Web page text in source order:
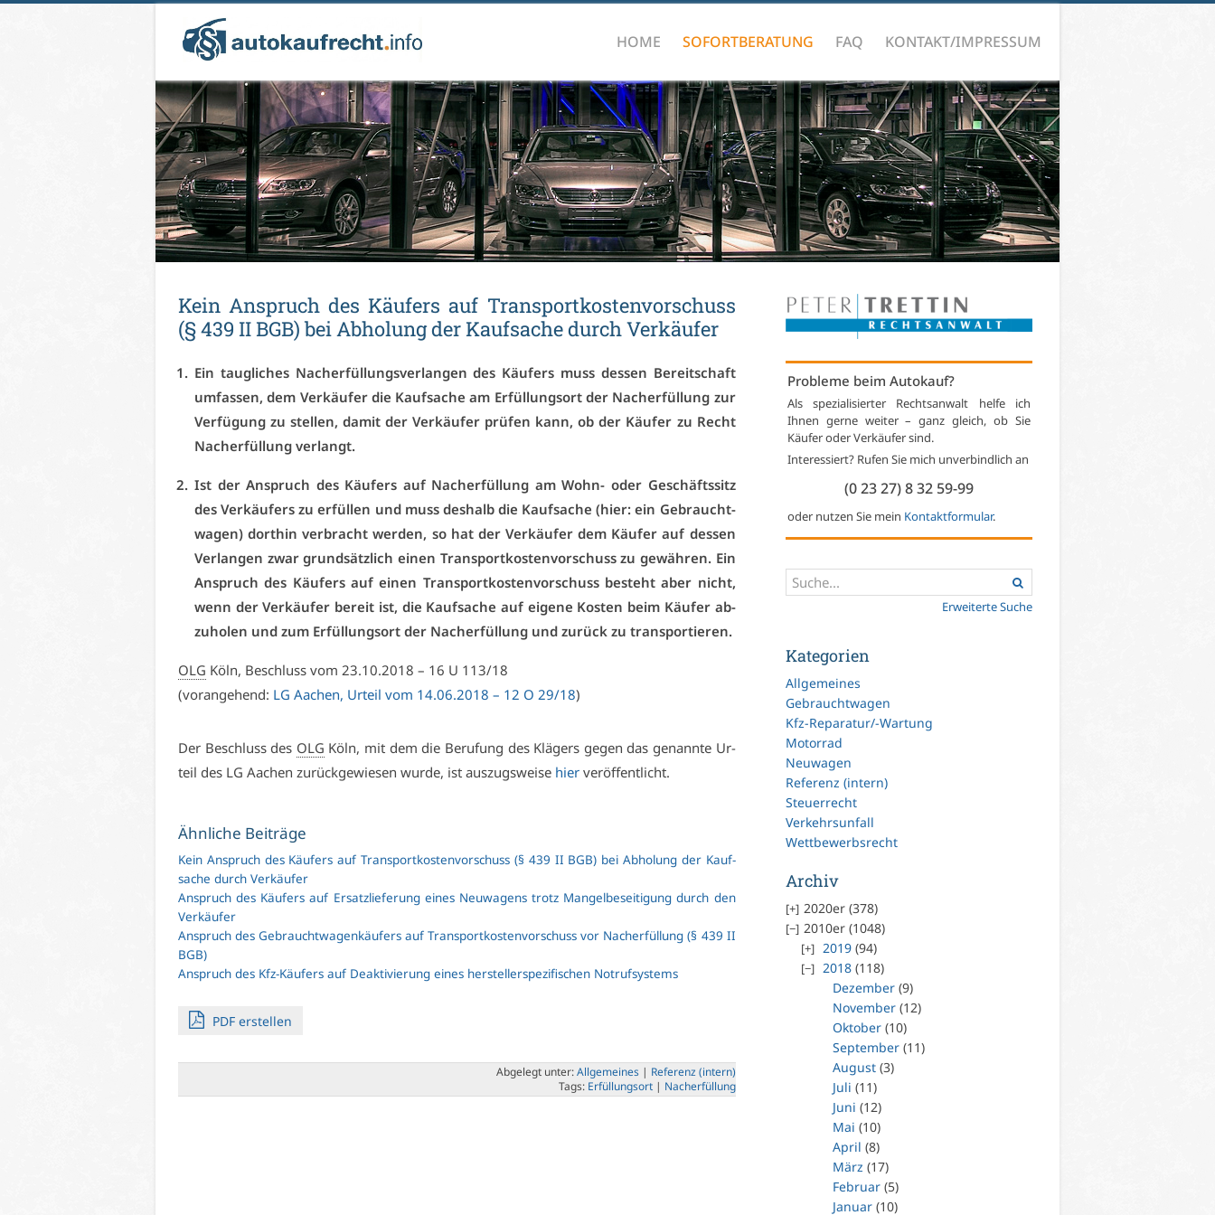
HOME SOFORTBERATUNG FAQ KONTAKT/IMPRESSUM
Kein An­spruch des Käu­fers auf Trans­port­kos­ten­vor­schuss
(§ 439 II BGB) bei Ab­ho­lung der Kauf­sa­che durch Ver­käu­fer
Ein taug­li­ches Nach­er­fül­lungs­ver­lan­gen des Käu­fers muss des­sen Be­reit­schaft
um­fas­sen, dem Ver­käu­fer die Kauf­sa­che am Er­fül­lungs­ort der Nach­er­fül­lung zur
Ver­fü­gung zu stel­len, da­mit der Ver­käu­fer prü­fen kann, ob der Käu­fer zu Recht
Nach­er­fül­lung ver­langt.
Ist der An­spruch des Käu­fers auf Nach­er­fül­lung am Wohn- oder Ge­schäfts­sitz
des Ver­käu­fers zu er­fül­len und muss des­halb die Kauf­sa­che (hier: ein Ge­braucht­
wa­gen) dort­hin ver­bracht wer­den, so hat der Ver­käu­fer dem Käu­fer auf des­sen
Ver­lan­gen zwar grund­sätz­lich ei­nen Trans­port­kos­ten­vor­schuss zu ge­wäh­ren. Ein
An­spruch des Käu­fers auf ei­nen Trans­port­kos­ten­vor­schuss be­steht aber nicht,
wenn der Ver­käu­fer be­reit ist, die Kauf­sa­che auf ei­ge­ne Kos­ten beim Käu­fer ab­
zu­ho­len und zum Er­fül­lungs­ort der Nach­er­fül­lung und zu­rück zu trans­por­tie­ren.
OLG Köln, Be­schluss vom 23.10.2018 – 16 U 113/18
(vor­an­ge­hend: LG Aa­chen, Ur­teil vom 14.06.2018 – 12 O 29/18)
Der Be­schluss des OLG Köln, mit dem die Be­ru­fung des Klä­gers ge­gen das ge­nann­te Ur­
teil des LG Aa­chen zu­rück­ge­wie­sen wur­de, ist aus­zugs­wei­se hier ver­öf­fent­licht.
Ähn­li­che Bei­trä­ge
Kein An­spruch des Käu­fers auf Trans­port­kos­ten­vor­schuss (§ 439 II BGB) bei Ab­ho­lung der Kauf­
sa­che durch Ver­käu­fer
An­spruch des Käu­fers auf Er­satz­lie­fe­rung ei­nes Neu­wa­gens trotz Man­gel­be­sei­ti­gung durch den
Ver­käu­fer
An­spruch des Ge­braucht­wa­gen­käu­fers auf Trans­port­kos­ten­vor­schuss vor Nach­er­fül­lung (§ 439 II
BGB)
An­spruch des Kfz-Käu­fers auf De­ak­ti­vie­rung ei­nes her­stel­ler­spe­zi­fi­schen Not­ruf­sys­tems
PDF er­stel­len
Ab­ge­legt un­ter:All­ge­mei­nes| Re­fe­renz (in­tern)
Tags: Er­fül­lungs­ort| Nach­er­fül­lung
Probleme beim Autokauf?
Als spezialisierter Rechtsanwalt helfe ich
Ihnen gerne weiter – ganz gleich, ob Sie
Käufer oder Verkäufer sind.
Interessiert? Rufen Sie mich unverbindlich an
(0 23 27) 8 32 59-99
oder nutzen Sie mein Kontaktformular.
Erweiterte Suche
Kategorien
Allgemeines
Gebrauchtwagen
Kfz-Reparatur/-Wartung
Motorrad
Neuwagen
Referenz (intern)
Steuerrecht
Verkehrsunfall
Wettbewerbsrecht
Archiv
2020er (378)
2010er (1048)
2019 (94)
2018 (118)
Dezember (9)
November (12)
Oktober (10)
September (11)
August (3)
Juli (11)
Juni (12)
Mai (10)
April (8)
März (17)
Februar (5)
Januar (10)